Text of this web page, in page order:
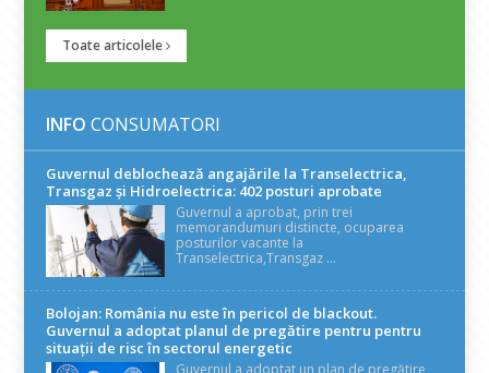
Toate articolele
INFO CONSUMATORI
Guvernul deblochează angajările la Transelectrica,
Transgaz și Hidroelectrica: 402 posturi aprobate
Guvernul a aprobat, prin trei
memorandumuri distincte, ocuparea
posturilor vacante la
Transelectrica,Transgaz ...
Bolojan: România nu este în pericol de blackout.
Guvernul a adoptat planul de pregătire pentru pentru
situații de risc în sectorul energetic
Guvernul a adoptat un plan de pregătire